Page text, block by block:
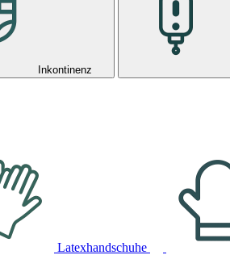
Inkontinenz
Latexhandschuhe